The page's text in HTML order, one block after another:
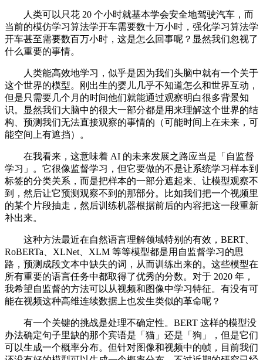
人类可以只花 20 个小时就基本学会安全地驾驶汽车，而
当前的模仿学习算法学开车需要数十万小时，强化学习算法学
开车甚至需要数百万小时，这是怎么回事呢？显然我们忽视了
什么重要的事情。
人类能高效地学习，似乎是因为我们头脑中就有一个关于
这个世界的模型。刚出生的婴儿几乎不知道怎么和世界互动，
但是只需要几个月的时间他们就能通过观察明白很多背景知
识。显然我们大脑中的很大一部分都是用来理解这个世界的结
构、预测我们无法直接观察的事情的（可能时间上在未来，可
能空间上有遮挡）。
在我看来，这意味着 AI 的未来发展之路应当是「自监督
学习」。它很像监督学习，但它要做的不是让系统学习样本到
标签的分类关系，而是把样本的一部分遮起来、让模型观察不
到，然后让它预测观察不到的那部分。比如我们把一个视频里
的某个片段抽走，然后训练机器根据前后的内容把这一段重新
补出来。
这种方法最近在自然语言理解领域特别的有效，BERT、
RoBERTa、XLNet、XLM 等等模型都是用自监督学习的思
路，预测成段文本中缺失的词，从而训练出来的。这些模型在
所有重要的语言任务中都取得了优秀的分数。对于 2020 年，
我希望自监督的方法可以从视频和图像中学习特征。有没有可
能在视频这种高维连续数据上也发生类似的革命呢？
有一个关键的挑战是处理不确定性。BERT 这样的模型没
办法确定句子里缺的那个宾语是「猫」还是「狗」，但是它们
可以生成一个概率分布。但针对图像和视频中的帧，目前我们